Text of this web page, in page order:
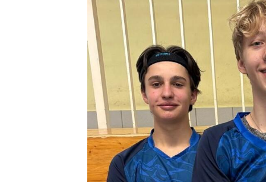
Quicklinks
Sportangebote finden
Unser Sportangebot
Sportsuche